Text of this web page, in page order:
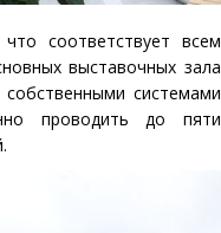
соответствует всем
выставочных зала
системами
проводить до пяти